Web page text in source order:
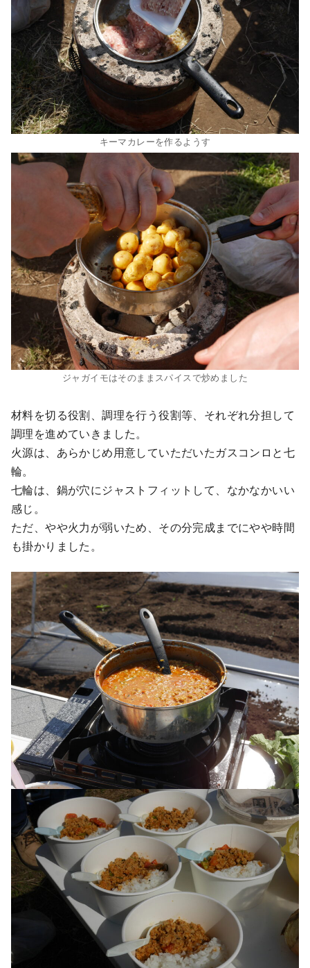
キーマカレーを作るようす
ジャガイモはそのままスパイスで炒めました
材料を切る役割、調理を行う役割等、それぞれ分担して
調理を進めていきました。
火源は、あらかじめ用意していただいたガスコンロと七
輪。
七輪は、鍋が穴にジャストフィットして、なかなかいい
感じ。
ただ、やや火力が弱いため、その分完成までにやや時間
も掛かりました。